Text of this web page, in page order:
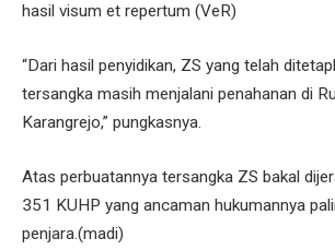
hasil visum et repertum (VeR)
“Dari hasil penyidikan, ZS yang telah
tersangka masih menjalani penahanan di
Karangrejo,” pungkasnya.
Atas perbuatannya tersangka ZS bakal
351 KUHP yang ancaman hukumannya
penjara.(madi)